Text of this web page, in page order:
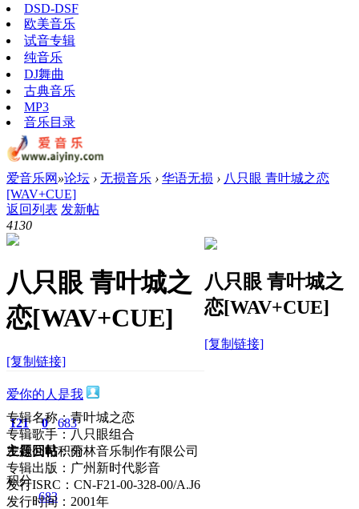
DSD-DSF
欧美音乐
试音专辑
纯音乐
DJ舞曲
古典音乐
MP3
音乐目录
爱音乐网 »论坛 › 无损音乐 › 华语无损 › 八只眼 青叶城之恋
[WAV+CUE]
返回列表 发新帖
4130
八只眼 青叶城之
恋[WAV+CUE]
[复制链接]
八只眼 青叶城之
恋[WAV+CUE]
[复制链接]
爱你的人是我
121
主题
0
回帖
683
积分
积分
683
专辑名称：青叶城之恋
专辑歌手：八只眼组合
发行公司：雨林音乐制作有限公司
专辑出版：广州新时代影音
发行ISRC：CN-F21-00-328-00/A.J6
发行时间：2001年